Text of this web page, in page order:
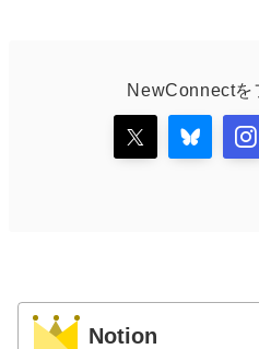
NewConnectを
Notion